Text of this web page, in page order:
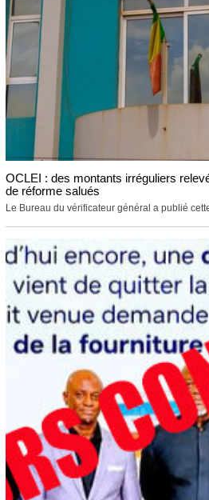
OCLEI : des montants irréguliers
de réforme salués
Le Bureau du vérificateur général a publié